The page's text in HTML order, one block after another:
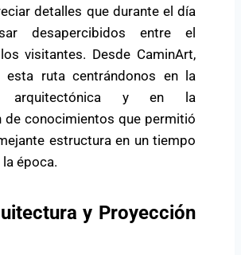
detalles que durante el día
desapercibidos entre el
visitantes. Desde CaminArt,
esta ruta centrándonos en la
arquitectónica y en la
de conocimientos que permitió
estructura en un tiempo
época.
y Proyección